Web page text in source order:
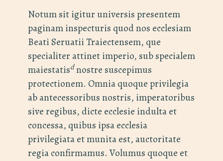
Notum sit igitur universis presentem
paginam inspecturis quod nos ecclesiam
Beati Seruatii Traiectensem, que
specialiter attinet imperio, sub specialem
maiestatisdnostre suscepimus
protectionem. Omnia quoque privilegia
ab antecessoribus nostris, imperatoribus
sive regibus, dicte ecclesie indulta et
concessa, quibus ipsa ecclesia
privilegiata et munita est, auctoritate
regia confirmamus. Volumus quoque et